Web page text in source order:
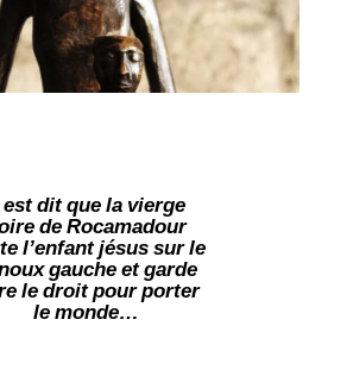
dit que la vierge
de Rocamadour
l’enfant jésus sur le
gauche et garde
le droit pour porter
le monde…